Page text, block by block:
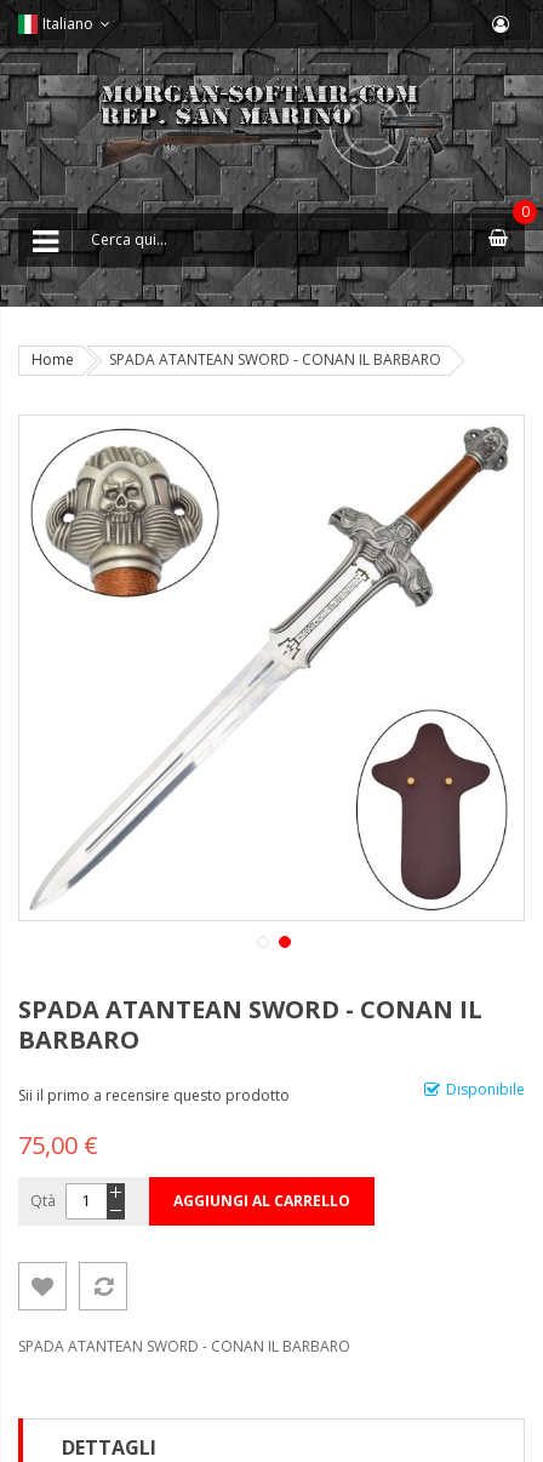
Italiano
0
Home SPADA ATANTEAN SWORD - CONAN IL BARBARO
SPADA ATANTEAN SWORD - CONAN IL
BARBARO
Disponibile
Sii il primo a recensire questo prodotto
75,00 €
Qtà AGGIUNGI AL CARRELLO
SPADA ATANTEAN SWORD - CONAN IL BARBARO
DETTAGLI